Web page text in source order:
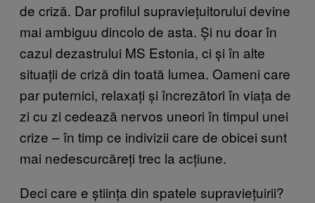
de criză. Dar profilul supraviețuitorului devine
mai ambiguu dincolo de asta. Și nu doar în
cazul dezastrului MS Estonia, ci și în alte
situații de criză din toată lumea. Oameni care
par puternici, relaxați și încrezători în viața de
zi cu zi cedează nervos uneori în timpul unei
crize – în timp ce indivizii care de obicei sunt
mai nedescurcăreți trec la acțiune.
Deci care e știința din spatele supraviețuirii?